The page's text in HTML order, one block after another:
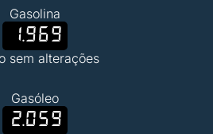
Gasolina
1.969
sem alterações
Gasóleo
2.059